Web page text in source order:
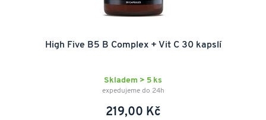
High Five B5 B Complex + Vit C 30 kapslí
Skladem > 5 ks
expedujeme do 24h
219,00 Kč